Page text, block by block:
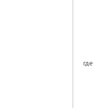
где